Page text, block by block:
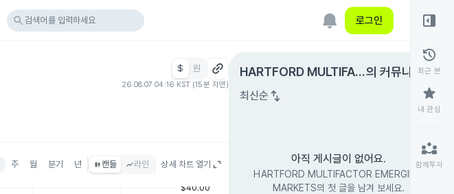
search 검색어를 입력하세요 로그인
$ 원
26.08.07 04:16 KST (15분 지연)
주 월 분기 년 캔들 라인 상세 차트 열기
HARTFORD MULTIFAC
TOR EMERGING MARK
의 커뮤니티expand_circle_right
최신순 swap_vert
아직 게시글이 없어요.
HARTFORD MULTIFACTOR EMERGING
MARKETS의 첫 글을 남겨 보세요.
right_panel_open
history
최근 본
star
내 관심
partner_exchange
함께투자